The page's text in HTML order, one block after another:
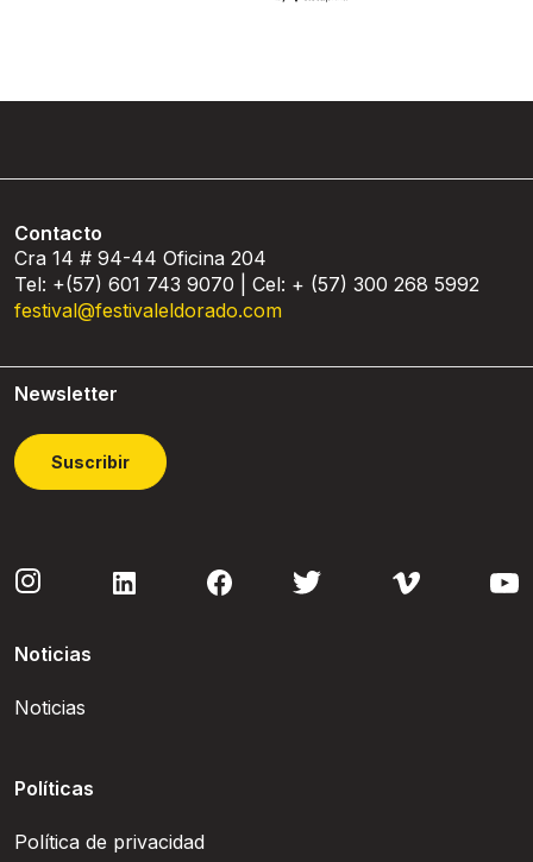
Contacto
Cra 14 # 94-44 Oficina 204
Tel: +(57) 601 743 9070 | Cel: + (57) 300 268 5992
festival@festivaleldorado.com
Newsletter
Suscribir
Noticias
Noticias
Políticas
Política de privacidad